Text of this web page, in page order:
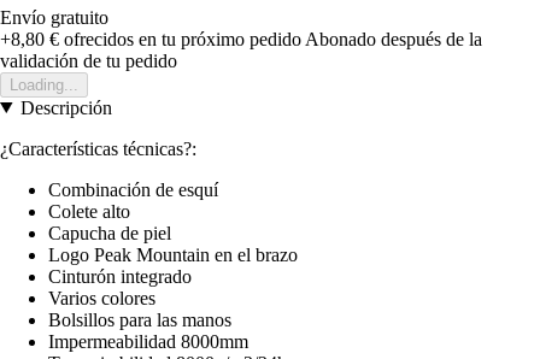
Envío gratuito
+8,80 € ofrecidos en tu próximo pedido Abonado después de la
validación de tu pedido
Loading...
Descripción
¿Características técnicas?:
Combinación de esquí
Colete alto
Capucha de piel
Logo Peak Mountain en el brazo
Cinturón integrado
Varios colores
Bolsillos para las manos
Impermeabilidad 8000mm